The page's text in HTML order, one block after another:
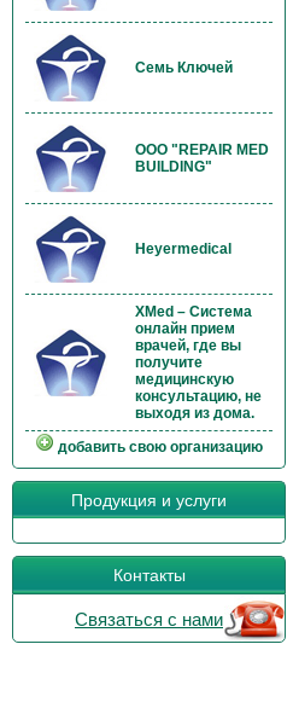
Семь Ключей
OOO "REPAIR MED
BUILDING"
Heyermedical
XMed – Система
онлайн прием
врачей, где вы
получите
медицинскую
консультацию, не
выходя из дома.
добавить свою организацию
Продукция и услуги
Контакты
Связаться с нами